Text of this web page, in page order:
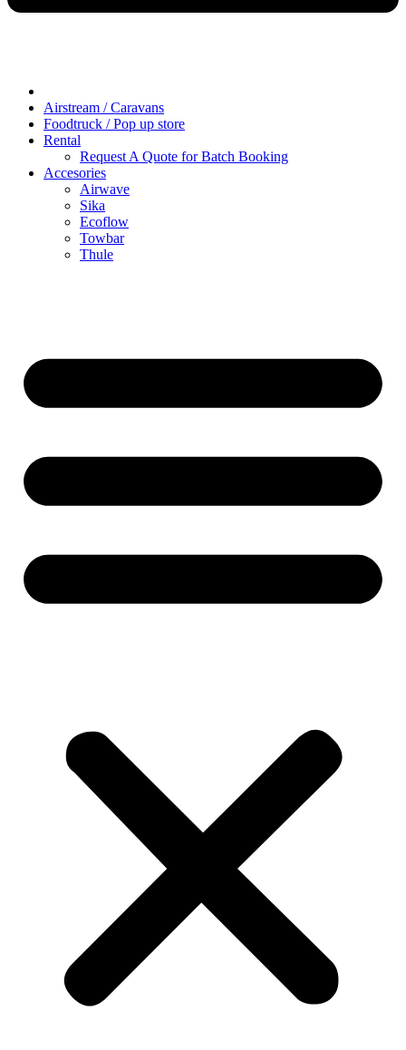
Airstream / Caravans
Foodtruck / Pop up store
Rental
Request A Quote for Batch Booking
Accesories
Airwave
Sika
Ecoflow
Towbar
Thule